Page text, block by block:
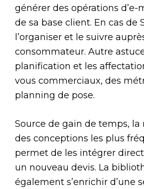
générer des opérations
de sa base client. En cas de
l’organiser et le suivre
consommateur. Autre
planification et les
vous commerciaux, des
planning de pose.
Source de gain de temps,
des conceptions les plus
permet de les intégrer
un nouveau devis. La
également s’enrichir d’une